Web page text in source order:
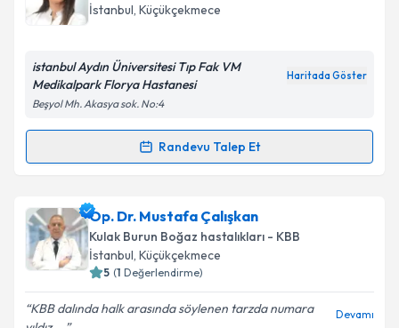
İstanbul, Küçükçekmece
istanbul Aydın Üniversitesi Tıp Fak VM
Medikalpark Florya Hastanesi
Haritada Göster
Beşyol Mh. Akasya sok. No:4
Randevu Talep Et
Randevu Takvimi Talebi
Dr. Öğr. Üyesi Efser Başaraniçin randevu takvimi
talebi oluşturun. Size bu uzmandan randevu almanız
için bir takvim hazırlandığında e-posta ile
bilgilendireceğiz.
E-posta Adresiniz
Op. Dr. Mustafa Çalışkan
Kulak Burun Boğaz hastalıkları - KBB
İstanbul, Küçükçekmece
5 (1 Değerlendirme)
KBB dalında halk arasında söylenen tarzda numara
Devamı